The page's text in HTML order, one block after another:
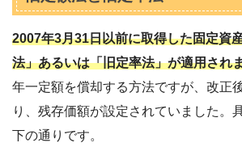
2007年3月31日以前に取得した固定資
法」あるいは「旧定率法」が適用され
年一定額を償却する方法ですが、改正
り、残存価額が設定されていました。
下の通りです。